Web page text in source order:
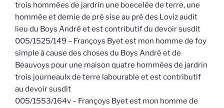
trois hommées de jardrin une boecelée de terre, une
hommée et demie de pré sise au pré des Loviz audit
lieu du Boys André et est contributif du devoir susdit
005/1525/149 – Françoys Byet est mon homme de foy
simple à cause des choses du Boys André et de
Beauvoys pour une maison quatre hommées de jardrin
trois journeaulx de terre labourable et est contributif
au devoir susdit
005/1553/164v – Françoys Byet est mon homme de